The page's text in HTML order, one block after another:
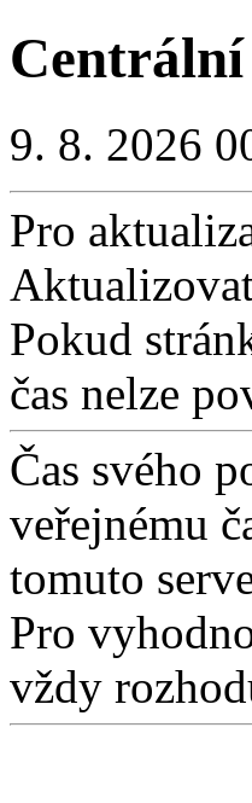
Centrální
9. 8. 2026
Pro
Pokud
čas nelze
Čas svého
veřejnému
tomuto
Pro
vždy